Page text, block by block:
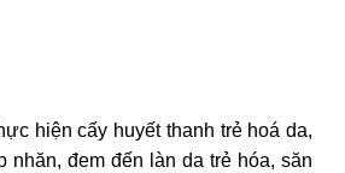
hiện cấy huyết thanh trẻ hoá da,
đem đến làn da trẻ hóa, săn